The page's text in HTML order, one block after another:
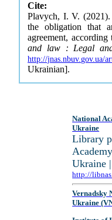
Cite:
Plavych, I. V.
the obligation that
agreement,
and law : Legal
http://jnas.nbuv.gov.ua/
Ukrainian].
National
Ukraine
Library
Ukraine
http://
Vernadsky
Ukraine